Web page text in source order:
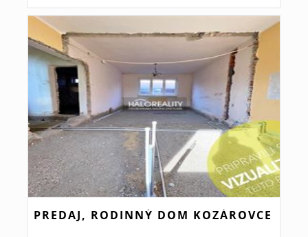
PREDAJ, RODINNÝ DOM KOZÁROVCE